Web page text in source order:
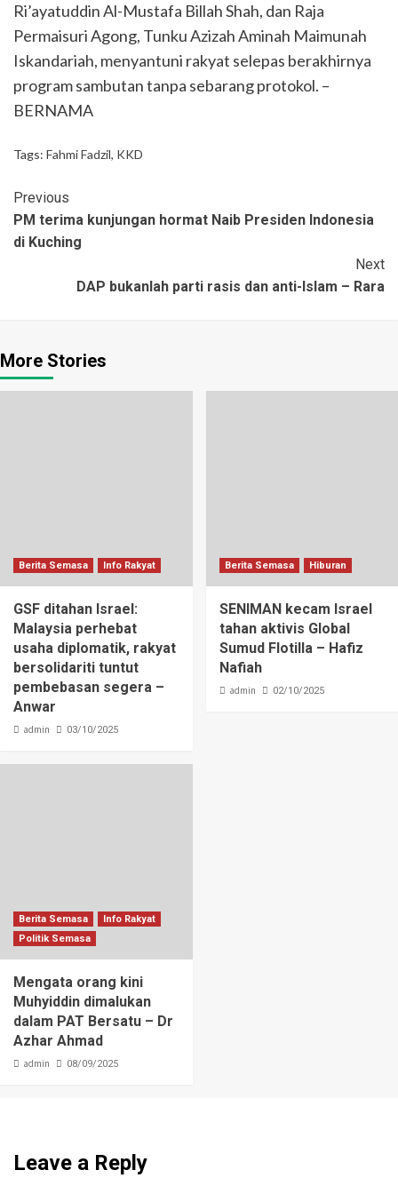
Ri’ayatuddin Al-Mustafa Billah Shah, dan Raja
Permaisuri Agong, Tunku Azizah Aminah Maimunah
Iskandariah, menyantuni rakyat selepas berakhirnya
program sambutan tanpa sebarang protokol. –
BERNAMA
Tags: Fahmi Fadzil, KKD
Previous
PM terima kunjungan hormat Naib Presiden Indonesia
di Kuching
Next
DAP bukanlah parti rasis dan anti-Islam – Rara
More Stories
Berita Semasa Info Rakyat
GSF ditahan Israel:
Malaysia perhebat
usaha diplomatik, rakyat
bersolidariti tuntut
pembebasan segera –
Anwar
admin 03/10/2025
Berita Semasa Hiburan
SENIMAN kecam Israel
tahan aktivis Global
Sumud Flotilla – Hafiz
Nafiah
admin 02/10/2025
Berita Semasa
Info Rakyat
Politik Semasa
Mengata orang kini
Muhyiddin dimalukan
dalam PAT Bersatu – Dr
Azhar Ahmad
admin 08/09/2025
Leave a Reply